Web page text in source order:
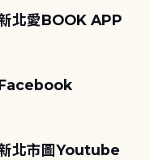
北愛BOOK APP
北市圖Youtube